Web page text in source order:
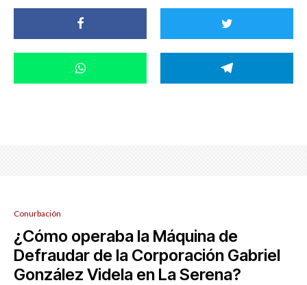
Conurbación
¿Cómo operaba la Máquina de
Defraudar de la Corporación Gabriel
González Videla en La Serena?